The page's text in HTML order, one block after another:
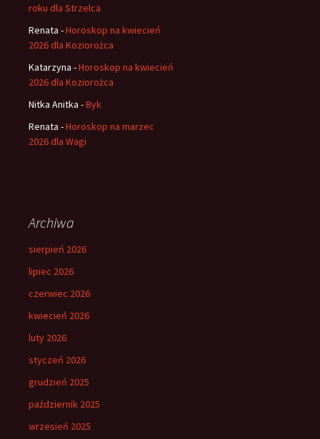
roku dla Strzelca
Renata -Horoskop na kwiecień
2026 dla Koziorożca
Katarzyna -Horoskop na kwiecień
2026 dla Koziorożca
Nitka Anitka -Byk
Renata -Horoskop na marzec
2026 dla Wagi
Archiwa
sierpień 2026
lipiec 2026
czerwiec 2026
kwiecień 2026
luty 2026
styczeń 2026
grudzień 2025
październik 2025
wrzesień 2025